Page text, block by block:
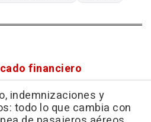
financiero
indemnizaciones y
todo lo que cambia con